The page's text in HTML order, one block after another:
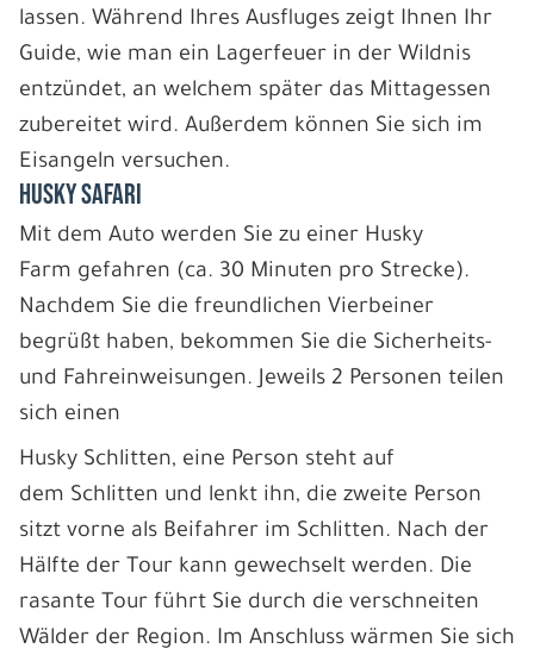
lassen. Während Ihres Ausfluges zeigt Ihnen Ihr
Guide, wie man ein Lagerfeuer in der Wildnis
entzündet, an welchem später das Mittagessen
zubereitet wird. Außerdem können Sie sich im
Eisangeln versuchen.
HUSKY SAFARI
Mit dem Auto werden Sie zu einer Husky
Farm gefahren (ca. 30 Minuten pro Strecke).
Nachdem Sie die freundlichen Vierbeiner
begrüßt haben, bekommen Sie die Sicherheits-
und Fahreinweisungen. Jeweils 2 Personen teilen
sich einen
Husky Schlitten, eine Person steht auf
dem Schlitten und lenkt ihn, die zweite Person
sitzt vorne als Beifahrer im Schlitten. Nach der
Hälfte der Tour kann gewechselt werden. Die
rasante Tour führt Sie durch die verschneiten
Wälder der Region. Im Anschluss wärmen Sie sich